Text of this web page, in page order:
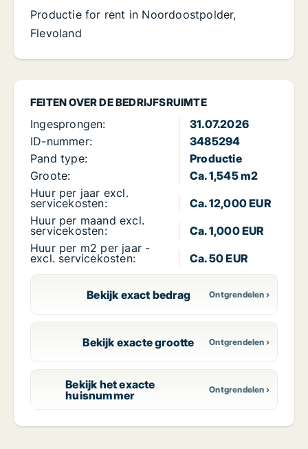
FEITEN OVER DE BEDRIJFSRUIMTE
Ingesprongen:
31.07.2026
ID-nummer:
3485294
Pand type:
Productie
Groote:
Ca. 1,545 m2
Huur per jaar excl.
servicekosten:
Ca. 12,000 EUR
Huur per maand excl.
servicekosten:
Ca. 1,000 EUR
Huur per m2 per jaar -
excl. servicekosten: Ca. 50 EUR
Bekijk exact bedrag
Bekijk exacte grootte
Bekijk het exacte
huisnummer
Productie for rent in Noordoostpolder,
Flevoland